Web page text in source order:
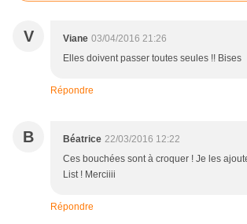
V Viane 03/04/2016 21:26
Elles doivent passer toutes seules !! Bises
Répondre
B Béatrice 22/03/2016 12:22
Ces bouchées sont à croquer ! Je les
List ! Merciiii
Répondre